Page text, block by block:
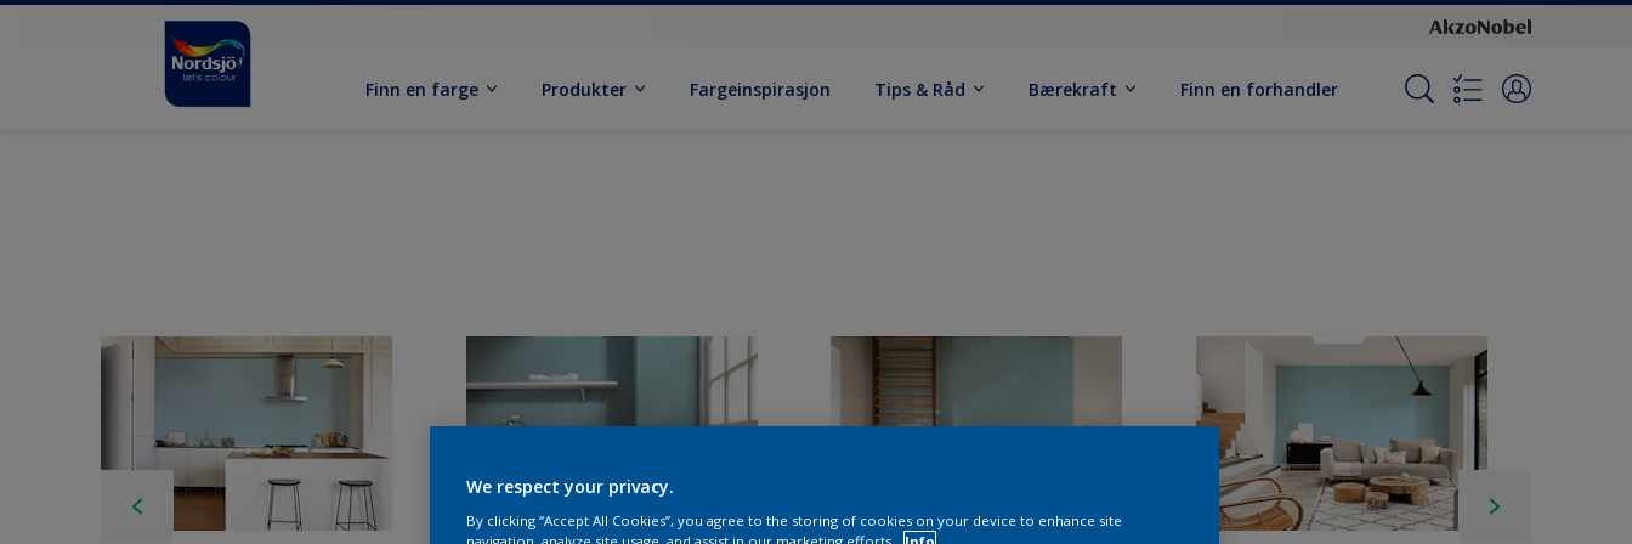
Finn en farge Produkter Fargeinspirasjon Tips & Råd Bærekraft Finn en forhandler
We respect your privacy.
By clicking “Accept All Cookies”, you agree to the storing of cookies on your device to enhance site